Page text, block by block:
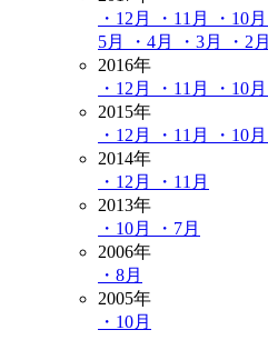
・12月
・11月 ・10月
5月
・4月 ・3月 ・2月
2016年
・12月
・11月 ・10月
2015年
・12月
・11月 ・10月
2014年
・12月
・11月
2013年
・10月
・7月
2006年
・8月
2005年
・10月